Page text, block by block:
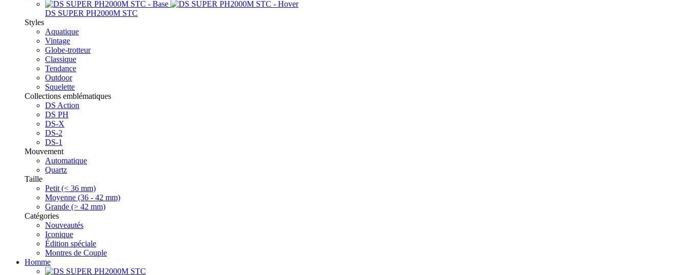
DS SUPER PH2000M STC
Styles
Aquatique
Vintage
Globe-trotteur
Classique
Tendance
Outdoor
Squelette
Collections emblématiques
DS Action
DS PH
DS-X
DS-2
DS-1
Mouvement
Automatique
Quartz
Taille
Petit (< 36 mm)
Moyenne (36 - 42 mm)
Grande (> 42 mm)
Catégories
Nouveautés
Iconique
Édition spéciale
Montres de Couple
Homme